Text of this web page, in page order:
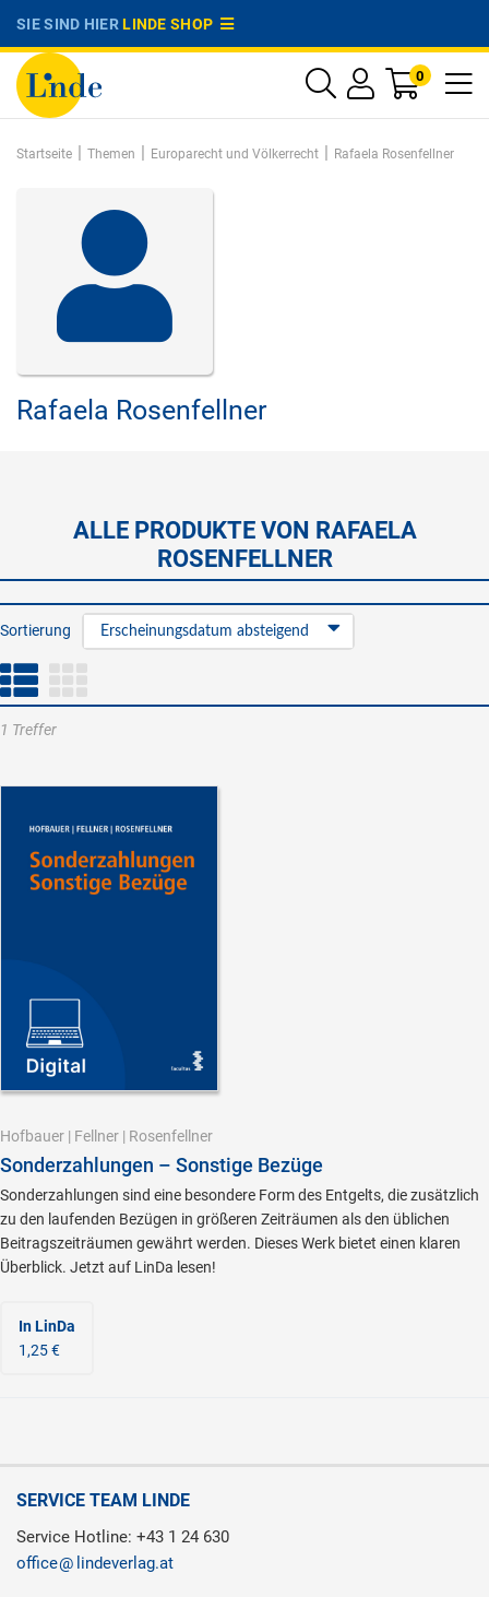
SIE SIND HIERLINDE SHOP
0
Startseite | Themen | Europarecht und Völkerrecht | Rafaela Rosenfellner
Rafaela Rosenfellner
ALLE PRODUKTE VON RAFAELA
ROSENFELLNER
Sortierung Erscheinungsdatum absteigend
1 Treffer
Hofbauer | Fellner | Rosenfellner
Sonderzahlungen – Sonstige Bezüge
Sonderzahlungen sind eine besondere Form des Entgelts, die zusätzlich
zu den laufenden Bezügen in größeren Zeiträumen als den üblichen
Beitragszeiträumen gewährt werden. Dieses Werk bietet einen klaren
Überblick. Jetzt auf LinDa lesen!
In LinDa
1,25 €
SERVICE TEAM LINDE
Service Hotline: +43 1 24 630
office
lindeverlag.at